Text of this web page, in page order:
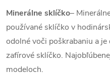
Minerálne sklíčko–
používané sklíčko v
odolné voči poškrabaniu a
zafírové sklíčko.
modeloch.